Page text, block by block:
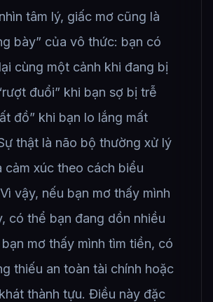
tâm lý, giấc mơ cũng là
bày” của vô thức: bạn có
cùng một cảnh khi đang bị
đuổi” khi bạn sợ bị trễ
đồ” khi bạn lo lắng mất
thật là não bộ thường xử lý
cảm xúc theo cách biểu
vậy, nếu bạn mơ thấy mình
có thể bạn đang dồn nhiều
mơ thấy mình tìm tiền, có
thiếu an toàn tài chính hoặc
thành tựu. Điều này đặc